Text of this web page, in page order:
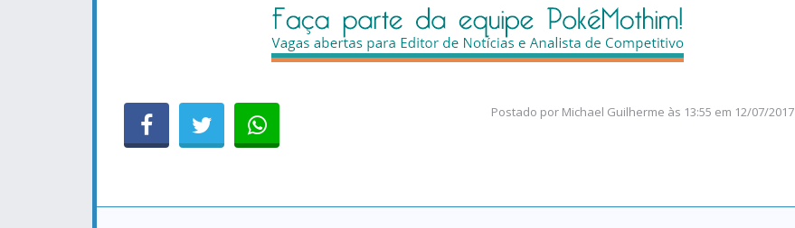
Postado por Michael Guilherme às 13:55 em 12/07/2017